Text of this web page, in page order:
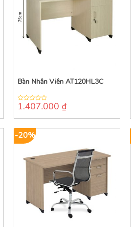
Bàn Nhân Viên AT120HL3C
0
of
1.407.000 ₫
-20%